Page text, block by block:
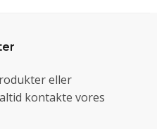
eller
kontakte vores